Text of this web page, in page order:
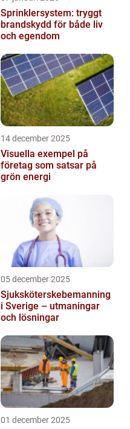
Sprinklersystem: tryggt
brandskydd för både liv
och egendom
14 december 2025
Visuella exempel på
företag som satsar på
grön energi
05 december 2025
Sjuksköterskebemanning
i Sverige – utmaningar
och lösningar
01 december 2025